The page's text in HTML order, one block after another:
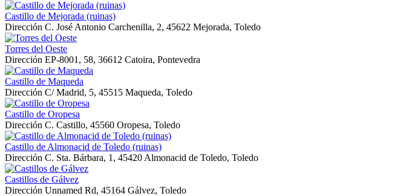
Castillo de Mejorada (ruinas)
Dirección C. José Antonio Carchenilla, 2, 45622 Mejorada, Toledo
Torres del Oeste
Dirección EP-8001, 58, 36612 Catoira, Pontevedra
Castillo de Maqueda
Dirección C/ Madrid, 5, 45515 Maqueda, Toledo
Castillo de Oropesa
Dirección C. Castillo, 45560 Oropesa, Toledo
Castillo de Almonacid de Toledo (ruinas)
Dirección C. Sta. Bárbara, 1, 45420 Almonacid de Toledo, Toledo
Castillos de Gálvez
Dirección Unnamed Rd, 45164 Gálvez, Toledo